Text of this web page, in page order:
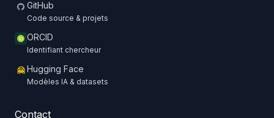
GitHub
Code source & projets
ORCID
Identifiant chercheur
🤗 Hugging Face
Modèles IA & datasets
Contact